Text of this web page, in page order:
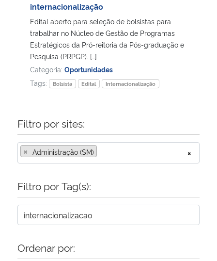
Ministério de Minas e Energia
Ministério da Ciência, Tecnologia, Inovações e Comunicações
Ministério do Meio Ambiente
Ministério do Desenvolvimento Regional
Controladoria-Geral da União
Secretaria-Geral
Gabinete de Segurança Institucional
internacionalização
Edital aberto para seleção de bolsistas para
trabalhar no Núcleo de Gestão de Programas
Estratégicos da Pró-reitoria da Pós-graduação e
Pesquisa (PRPGP). […]
Categoria: Oportunidades
Tags:
Bolsista Edital Internacionalização
Filtro por sites:
×
× Administração (SM)
Filtro por Tag(s):
Ordenar por: